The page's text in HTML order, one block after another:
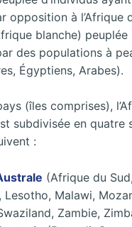
opposition à l’Afrique
blanche) peuplée
des populations à
Égyptiens, Arabes).
(îles comprises),
subdivisée en quatre
:
(Afrique du
Lesotho, Malawi,
Zambie,